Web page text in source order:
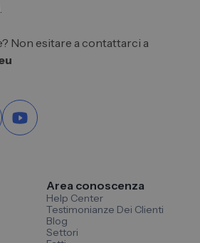
Non esitare a contattarci a
Area conoscenza
Help Center
Testimonianze Dei Clienti
Blog
Settori